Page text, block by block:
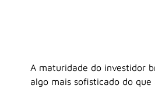
A maturidade do investidor
algo mais sofisticado do